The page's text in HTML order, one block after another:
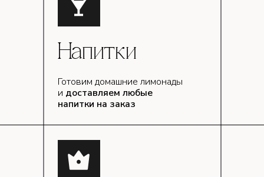
Напитки
Готовим домашние лимонады
и доставляем любые
напитки на заказ